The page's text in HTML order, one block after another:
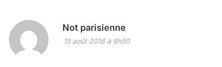
Not parisienne
15 août 2016 à 9h50